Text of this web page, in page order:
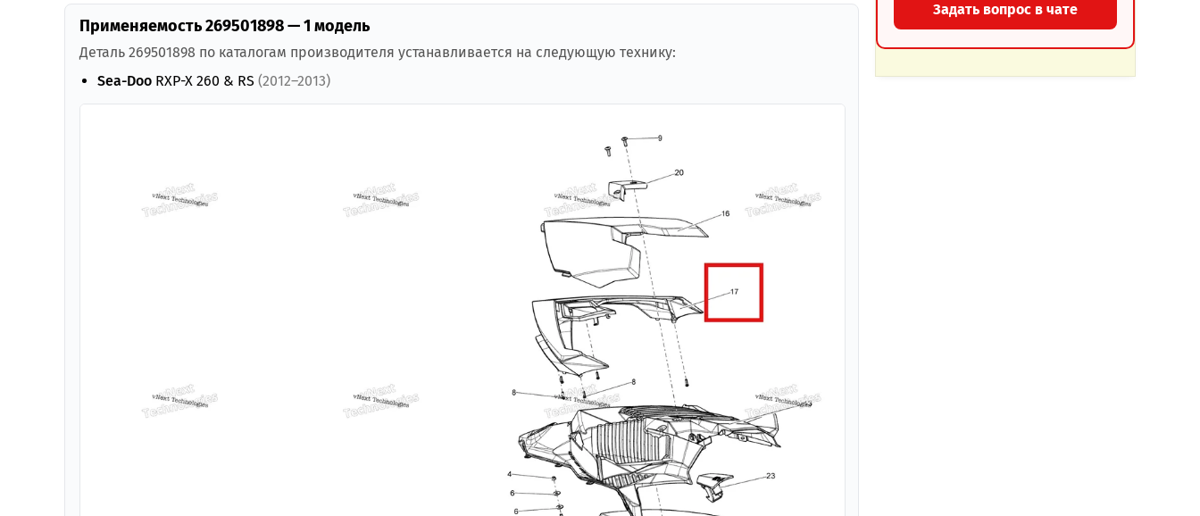
Задать вопрос в чате
Применяемость 269501898 — 1 модель
Деталь 269501898 по каталогам производителя устанавливается на следующую технику:
Sea-Doo RXP-X 260 & RS (2012–2013)